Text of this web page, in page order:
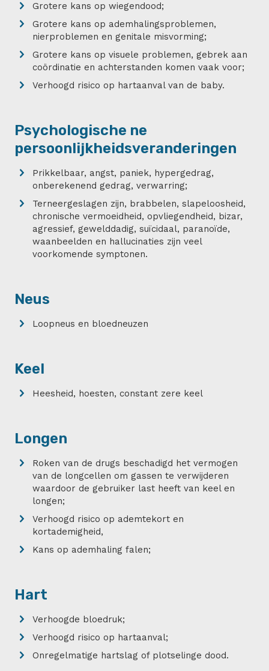
Grotere kans op wiegendood;
Grotere kans op ademhalingsproblemen,
nierproblemen en genitale misvorming;
Grotere kans op visuele problemen, gebrek aan
coördinatie en achterstanden komen vaak voor;
Verhoogd risico op hartaanval van de baby.
Psychologische ne
persoonlijkheidsveranderingen
Prikkelbaar, angst, paniek, hypergedrag,
onberekenend gedrag, verwarring;
Terneergeslagen zijn, brabbelen, slapeloosheid,
chronische vermoeidheid, opvliegendheid, bizar,
agressief, gewelddadig, suïcidaal, paranoïde,
waanbeelden en hallucinaties zijn veel
voorkomende symptonen.
Neus
Loopneus en bloedneuzen
Keel
Heesheid, hoesten, constant zere keel
Longen
Roken van de drugs beschadigd het vermogen
van de longcellen om gassen te verwijderen
waardoor de gebruiker last heeft van keel en
longen;
Verhoogd risico op ademtekort en
kortademigheid,
Kans op ademhaling falen;
Hart
Verhoogde bloedruk;
Verhoogd risico op hartaanval;
Onregelmatige hartslag of plotselinge dood.